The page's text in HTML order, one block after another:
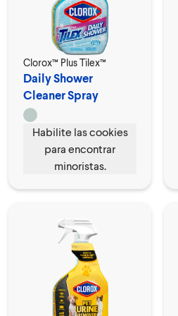
Clorox™ Plus Tilex™
Daily Shower
Cleaner Spray
Habilite las cookies
para encontrar
minoristas.